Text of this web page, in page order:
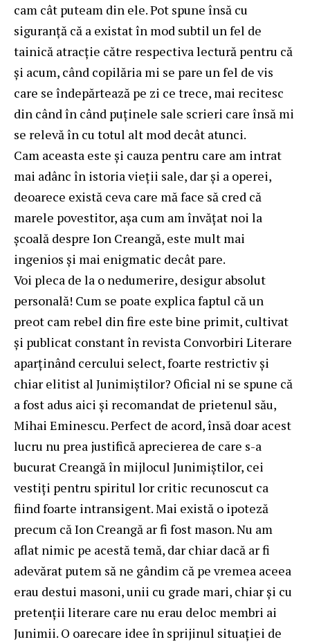
cam cât puteam din ele. Pot spune însă cu
siguranță că a existat în mod subtil un fel de
tainică atracție către respectiva lectură pentru că
și acum, când copilăria mi se pare un fel de vis
care se îndepărtează pe zi ce trece, mai recitesc
din când în când puținele sale scrieri care însă mi
se relevă în cu totul alt mod decât atunci.
Cam aceasta este și cauza pentru care am intrat
mai adânc în istoria vieții sale, dar și a operei,
deoarece există ceva care mă face să cred că
marele povestitor, așa cum am învățat noi la
școală despre Ion Creangă, este mult mai
ingenios și mai enigmatic decât pare.
Voi pleca de la o nedumerire, desigur absolut
personală! Cum se poate explica faptul că un
preot cam rebel din fire este bine primit, cultivat
și publicat constant în revista Convorbiri Literare
aparținând cercului select, foarte restrictiv și
chiar elitist al Junimiștilor? Oficial ni se spune că
a fost adus aici și recomandat de prietenul său,
Mihai Eminescu. Perfect de acord, însă doar acest
lucru nu prea justifică aprecierea de care s-a
bucurat Creangă în mijlocul Junimiștilor, cei
vestiți pentru spiritul lor critic recunoscut ca
fiind foarte intransigent. Mai există o ipoteză
precum că Ion Creangă ar fi fost mason. Nu am
aflat nimic pe acestă temă, dar chiar dacă ar fi
adevărat putem să ne gândim că pe vremea aceea
erau destui masoni, unii cu grade mari, chiar și cu
pretenții literare care nu erau deloc membri ai
Junimii. O oarecare idee în sprijinul situației de